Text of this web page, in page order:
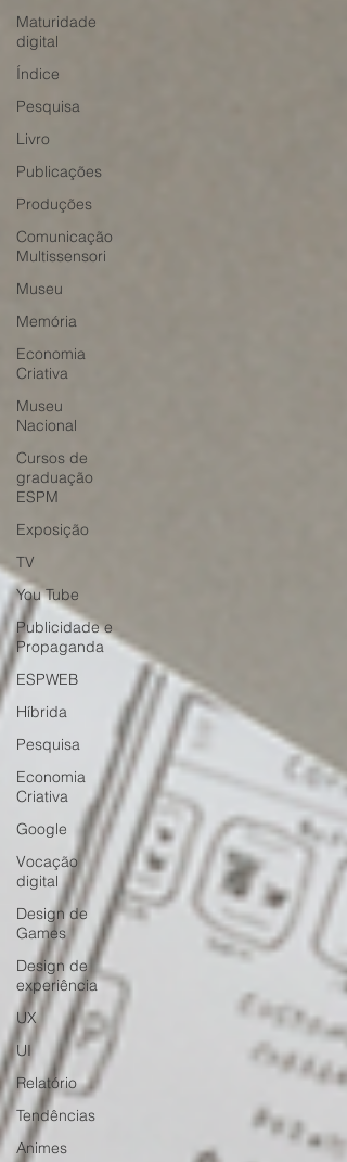
Maturidade
digital
Índice
Pesquisa
Livro
Publicações
Produções
Comunicação
Multissensori
Museu
Memória
Economia
Criativa
Museu
Nacional
Cursos de
graduação
ESPM
Exposição
TV
You Tube
Publicidade e
Propaganda
ESPWEB
Híbrida
Pesquisa
Economia
Criativa
Google
Vocação
digital
Design de
Games
Design de
experiência
UX
UI
Relatório
Tendências
Animes